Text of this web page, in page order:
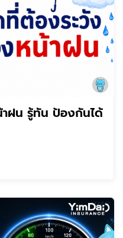
ฝน รู้ทัน ป้องกันได้